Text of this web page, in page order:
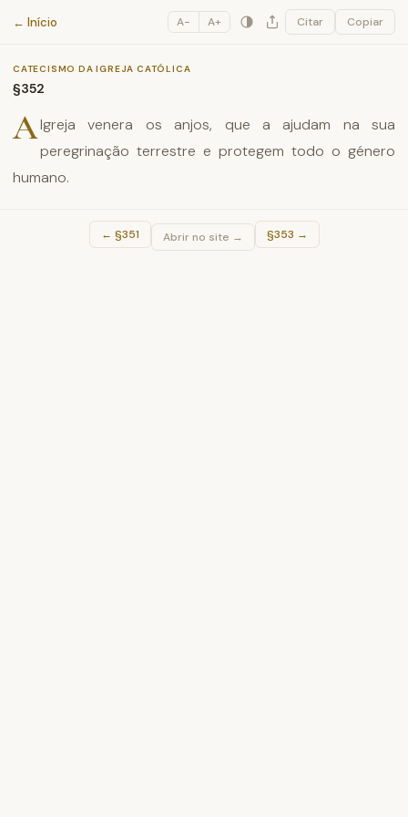
Catecismo da Igreja Católica
← Início A− A+ Citar Copiar
CATECISMO DA IGREJA CATÓLICA
§352
AIgreja venera os anjos, que a ajudam na sua
peregrinação terrestre e protegem todo o género
humano.
← §351 Abrir no site → §353 →